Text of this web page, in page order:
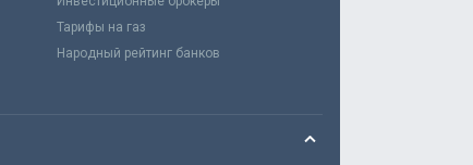
Тарифы на газ
Народный рейтинг банков